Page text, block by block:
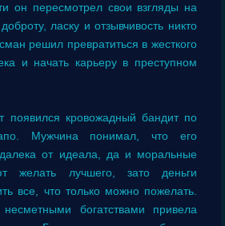
он пересмотрел свои взгляды на
ласку и отзывчивость никто
решил превратиться в жесткого
и начать карьеру в преступном
появился кровожадный бандит по
Мужчина понимал, что его
от идеала, да и моральные
желать лучшего, зато деньги
все, что только можно пожелать.
богатствами привела